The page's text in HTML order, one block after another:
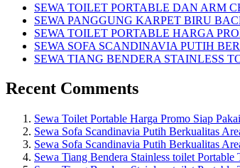
SEWA TOILET PORTABLE DAN ARM
SEWA PANGGUNG KARPET BIRU
SEWA TOILET PORTABLE HARGA
SEWA SOFA SCANDINAVIA PUTIH
SEWA TIANG BENDERA STAINLESS
Recent Comments
Sewa Toilet Portable Harga Promo Siap
Sewa Sofa Scandinavia Putih Berkualitas
Sewa Sofa Scandinavia Putih Berkualitas
Sewa Tiang Bendera Stainless toilet Portable